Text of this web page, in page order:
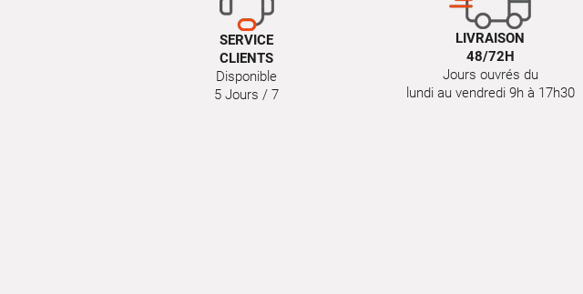
SERVICE
CLIENTS
Disponible
5 Jours / 7
LIVRAISON
48/72H
Jours ouvrés du
lundi au vendredi 9h à 17h30